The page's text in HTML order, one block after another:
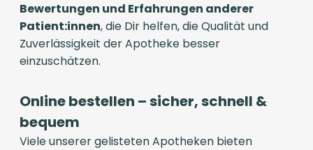
Bewertungen und Erfahrungen anderer
Patient:innen, die Dir helfen, die Qualität und
Zuverlässigkeit der Apotheke besser
einzuschätzen.
Online bestellen – sicher, schnell &
bequem
Viele unserer gelisteten Apotheken bieten